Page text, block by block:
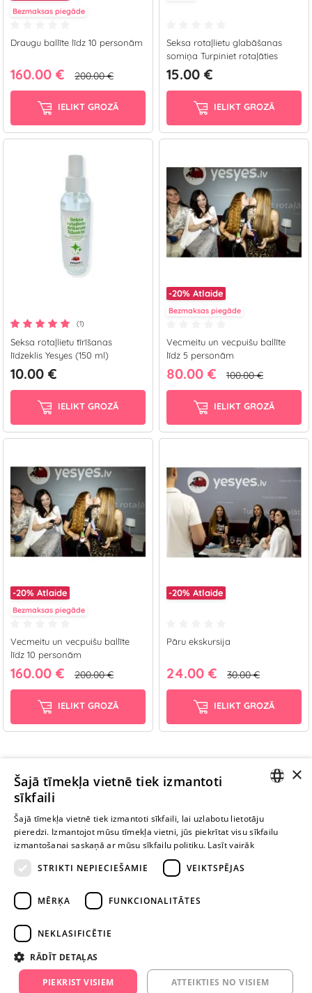
Bezmaksas piegāde
Draugu ballīte līdz 10 personām
160.00 € 200.00 €
IELIKT GROZĀ
Seksa rotaļlietu glabāšanas
somiņa Turpiniet rotaļāties
15.00 €
IELIKT GROZĀ
(1)
Seksa rotaļlietu tīrīšanas
līdzeklis Yesyes (150 ml)
10.00 €
IELIKT GROZĀ
-20% Atlaide
Bezmaksas piegāde
Vecmeitu un vecpuišu ballīte
līdz 5 personām
80.00 € 100.00 €
IELIKT GROZĀ
-20% Atlaide
Bezmaksas piegāde
Vecmeitu un vecpuišu ballīte
līdz 10 personām
160.00 € 200.00 €
IELIKT GROZĀ
-20% Atlaide
Pāru ekskursija
24.00 € 30.00 €
IELIKT GROZĀ
Ievērībai: Yesyes.lv satur atklātu seksuālu informāciju un attēlus. Lietot
šo vietni vari tikai no 18 gadu vecuma.
TURPINIET
ROTAĻĀTIES
info@yesyes.lv
facebook.com/yesyes.lv
Instagram/yesyes.lv
RUSSIAN
×
Šajā tīmekļa vietnē tiek izmantoti
sīkfaili
Šajā tīmekļa vietnē tiek izmantoti sīkfaili, lai uzlabotu lietotāju
pieredzi. Izmantojot mūsu tīmekļa vietni, jūs piekrītat visu sīkfailu
izmantošanai saskaņā ar mūsu sīkfailu politiku. Lasīt vairāk
STRIKTI NEPIECIEŠAMIE
VEIKTSPĒJAS
MĒRĶA FUNKCIONALITĀTES
NEKLASIFICĒTIE
RĀDĪT DETAĻAS
PIEKRIST VISIEM ATTEIKTIES NO VISIEM